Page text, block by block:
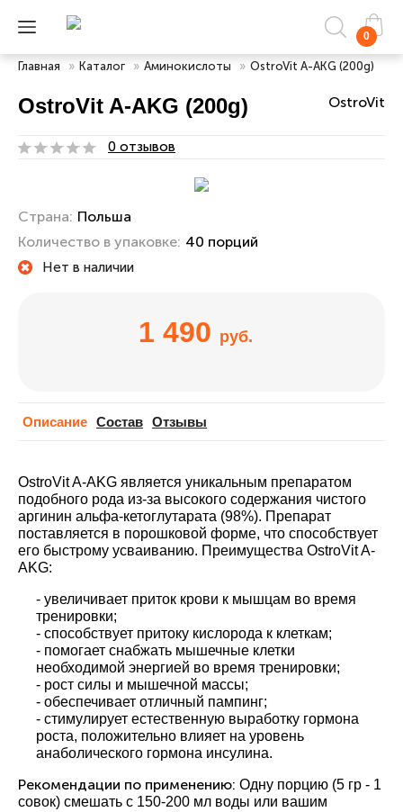
0
Главная » Каталог » Аминокислоты » OstroVit A-AKG (200g)
OstroVit A-AKG (200g) OstroVit
0 отзывов
Страна: Польша
Количество в упаковке: 40 порций
Нет в наличии
1 490 руб.
Описание Cостав Отзывы
OstroVit A-AKG является уникальным препаратом
подобного рода из-за высокого содержания чистого
аргинин альфа-кетоглутарата (98%). Препарат
поставляется в порошковой форме, что способствует
его быстрому усваиванию. Преимущества OstroVit A-
AKG:
- увеличивает приток крови к мышцам во время
тренировки;
- способствует притоку кислорода к клеткам;
- помогает снабжать мышечные клетки
необходимой энергией во время тренировки;
- рост силы и мышечной массы;
- обеспечивает отличный пампинг;
- стимулирует естественную выработку гормона
роста, положительно влияет на уровень
анаболического гормона инсулина.
Рекомендации по применению: Одну порцию (5 гр - 1
совок) смешать с 150-200 мл воды или вашим